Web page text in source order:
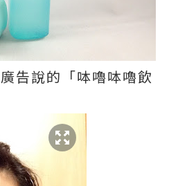
告說的「呠嚕呠嚕飲